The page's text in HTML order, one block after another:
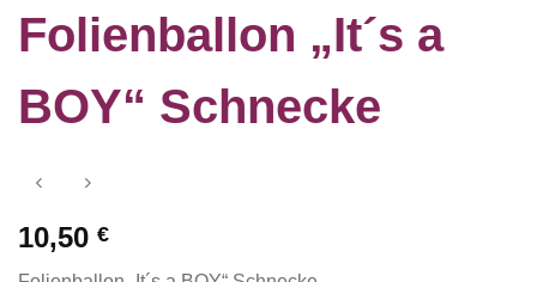
Folienballon „It´s a
BOY“ Schnecke
10,50 €